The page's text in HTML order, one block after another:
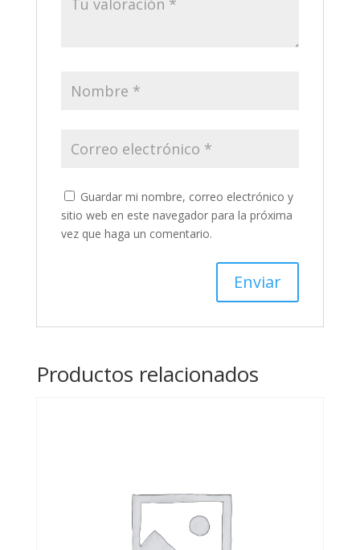
Guardar mi nombre, correo electrónico y
sitio web en este navegador para la próxima
vez que haga un comentario.
Productos relacionados